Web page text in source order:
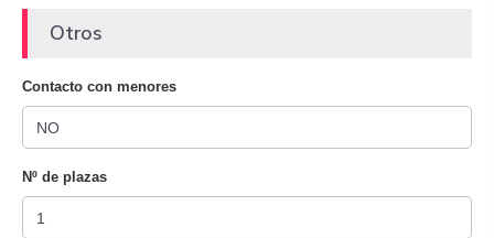
Otros
Contacto con menores
Nº de plazas